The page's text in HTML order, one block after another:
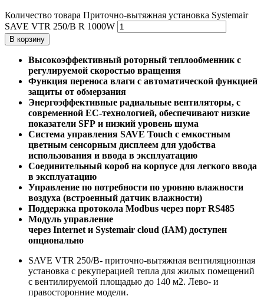
Количество товара Приточно-вытяжная установка Systemair
SAVE VTR 250/B R 1000W
В корзину
Высокоэффективный роторный теплообменник с
регулируемой скоростью вращения
Функция переноса влаги с автоматической функцией
защиты от обмерзания
Энергоэффективные радиальные вентиляторы, с
современной EC-технологией, обеспечивают низкие
показатели SFP и низкий уровень шума
Система управления SAVE Touch с емкостным
цветным сенсорным дисплеем для удобства
использования и ввода в эксплуатацию
Соединительный короб на корпусе для легкого ввода
в эксплуатацию
Управление по потребности по уровню влажности
воздуха (встроенный датчик влажности)
Поддержка протокола Modbus через порт RS485
Модуль управление
через Internet и Systemair cloud (IAM) доступен
опционально
SAVE VTR 250/B- приточно-вытяжная вентиляционная
установка с рекуперацией тепла для жилых помещений
с вентилируемой площадью до 140 м2. Лево- и
правосторонние модели.